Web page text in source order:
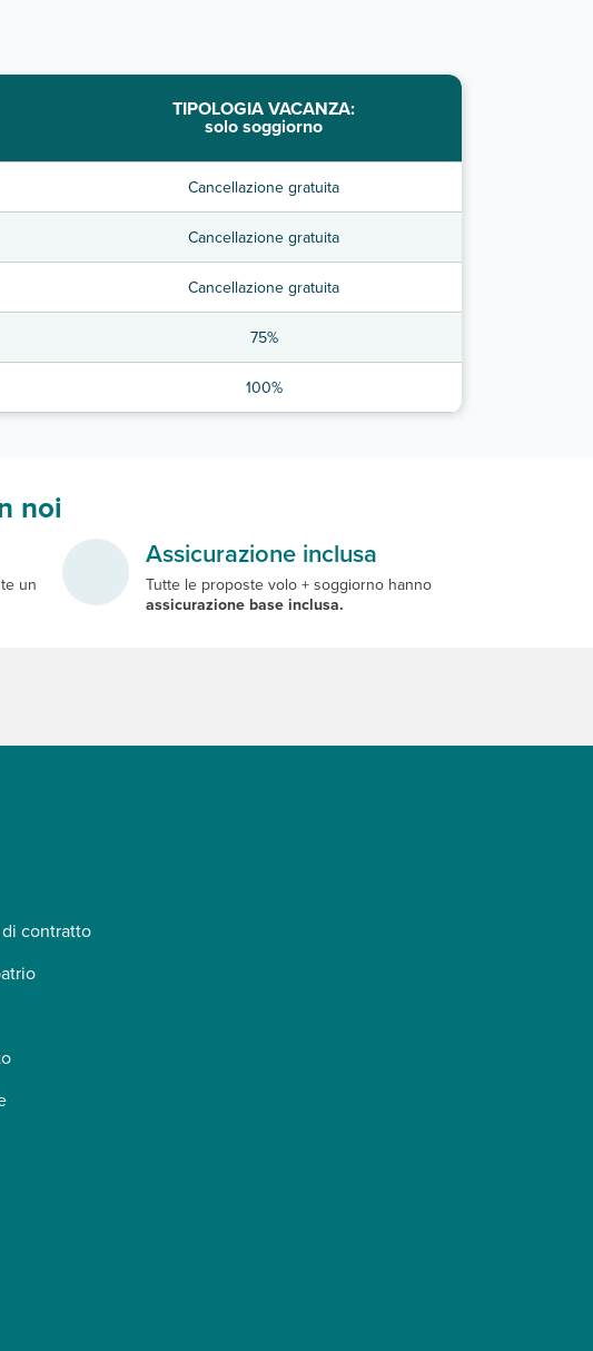
TIPOLOGIA VACANZA:
solo soggiorno
Cancellazione gratuita
Cancellazione gratuita
Cancellazione gratuita
75%
100%
noi
un
Assicurazione inclusa
Tutte le proposte volo + soggiorno hanno
assicurazione base inclusa.
contratto